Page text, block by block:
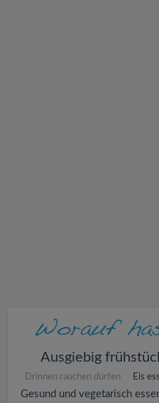
Ausgiebig
Drinnen rauchen dürfen Eis
Gesund und vegetarisch